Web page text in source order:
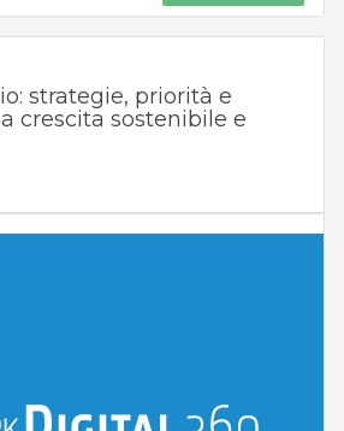
strategie, priorità e
crescita sostenibile e